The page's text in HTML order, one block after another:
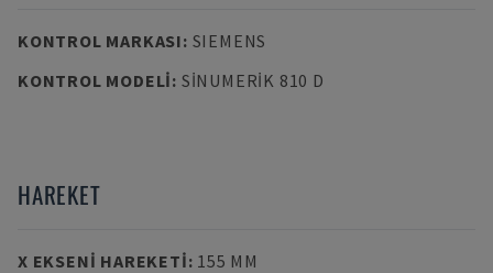
KONTROL MARKASI: SIEMENS
KONTROL MODELI: SINUMERIK 810 D
HAREKET
X EKSENI HAREKETI: 155 MM